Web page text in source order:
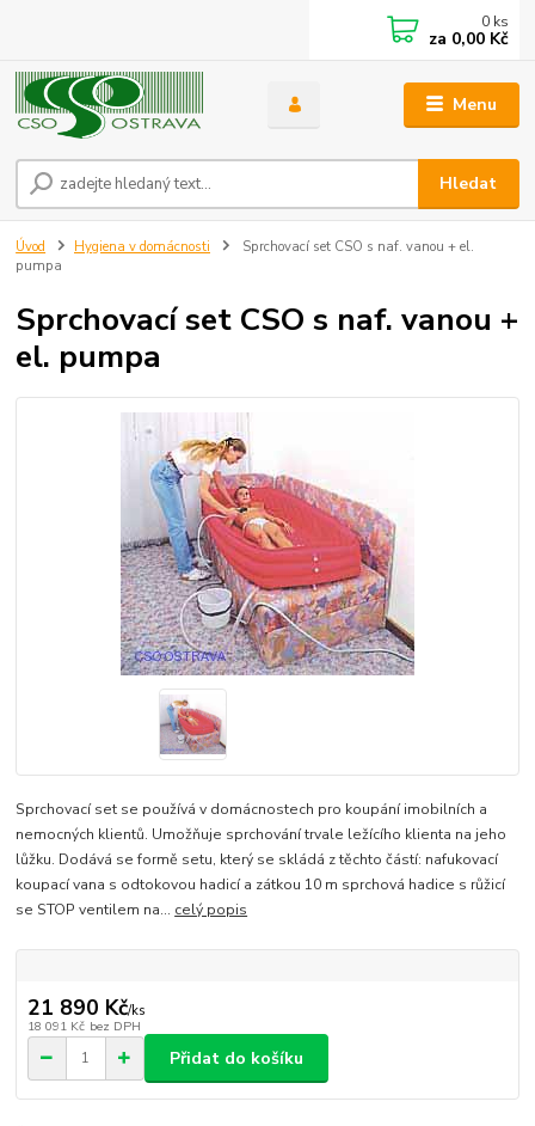
Menu
Hledat
0 ks
za 0,00 Kč
Úvod Hygiena v domácnosti
Sprchovací set CSO s naf. vanou + el.
pumpa
Sprchovací set CSO s naf. vanou +
el. pumpa
Sprchovací set se používá v domácnostech pro koupání imobilních a
nemocných klientů. Umožňuje sprchování trvale ležícího klienta na jeho
lůžku. Dodává se formě setu, který se skládá z těchto částí: nafukovací
koupací vana s odtokovou hadicí a zátkou 10 m sprchová hadice s růžicí
se STOP ventilem na... celý popis
21 890 Kč/ks
18 091 Kč bez DPH
Přidat do košíku